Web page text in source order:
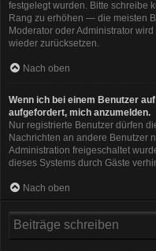
festgelegt wurden. Bitte schreibe
Rang zu erhöhen — die meisten
Moderator oder Administrator
wieder zurücksetzen.
Nach oben
Wenn ich bei einem Benutzer
aufgefordert, mich anzumelden.
Nur registrierte Benutzer dürfen
Nachrichten an andere Benutzer
Administration freigeschaltet
dieses Systems durch Gäste
Nach oben
Beiträge schreiben